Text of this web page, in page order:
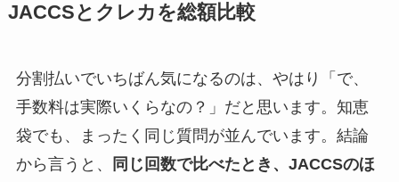
JACCSとクレカを総額比較
分割払いでいちばん気になるのは、やはり「で、
手数料は実際いくらなの？」だと思います。知恵
袋でも、まったく同じ質問が並んでいます。結論
から言うと、
同じ回数で比べたとき、JACCSのほ